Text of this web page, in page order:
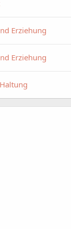
Erziehung
Erziehung